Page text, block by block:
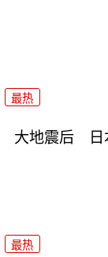
最热
大地震后 日
最热